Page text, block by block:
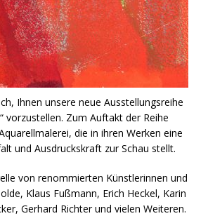
Ihnen unsere neue Ausstellungsreihe
vorzustellen. Zum Auftakt der Reihe
die in ihren Werken eine
und Ausdruckskraft zur Schau stellt.
von renommierten Künstlerinnen und
Klaus Fußmann, Erich Heckel, Karin
Gerhard Richter und vielen Weiteren.